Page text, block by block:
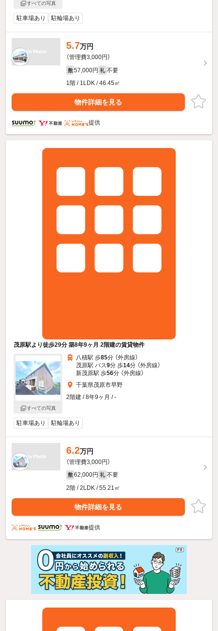
すべての写真
駐車場あり 駐輪場あり
5.7万円
（管理費3,000円）
敷 57,000円 礼 不要
1階 / 1LDK / 46.45㎡
物件詳細を見る
提供
茂原駅より徒歩29分 築8年9ヶ月 2階建の賃貸物件
すべての写真
八積駅 歩85分 （外房線）
茂原駅 バス9分 歩14分 （外房線）
新茂原駅 歩56分 （外房線）
千葉県茂原市早野
2階建 / 8年9ヶ月 / -
駐車場あり 駐輪場あり
6.2万円
（管理費3,000円）
敷 62,000円 礼 不要
2階 / 2LDK / 55.21㎡
物件詳細を見る
提供